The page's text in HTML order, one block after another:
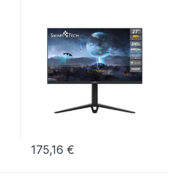
175,16€